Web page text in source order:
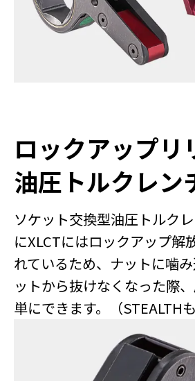
ロックアップリ
油圧トルクレン
ソケット交換型油圧トルク
にXLCTにはロックアップ解
れているため、ナットに噛
ットから抜けなくなった際
単にできます。（STEALTH